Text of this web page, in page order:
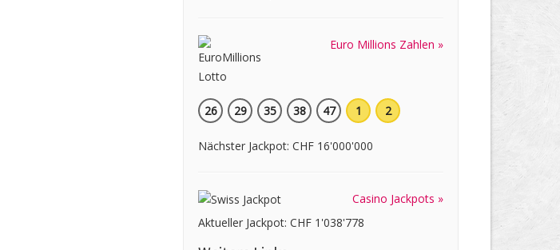
Euro Millions Zahlen »
26 29 35 38 47 1 2
Nächster Jackpot: CHF 16'000'000
Casino Jackpots »
Aktueller Jackpot: CHF 1'038'778